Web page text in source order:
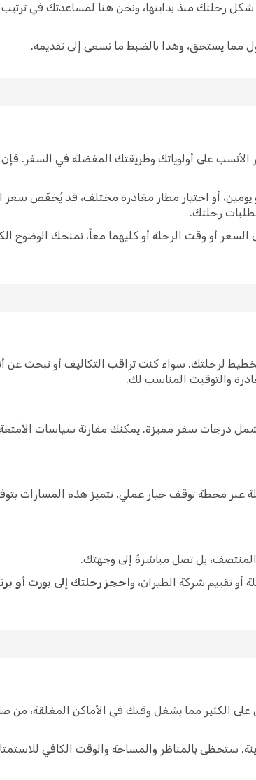
شكل رحلتك منذ بدايتها، ونحن هنا لمساعدتك في
مما يستحق، وهذا بالضبط ما نسعى إلى تقديمه.
الأنسب على أولوياتك وطريقتك المفضلة في السفر.
يومين، أو اختيار مطار مغادرة مختلف، قد يُخفّض سعر
رحلتك.
أو وقت الرحلة أو كليهما معاً، نمنحك الوضوح
لرحلتك. سواء كنت تراقب التكاليف أو تبحث
والتوقيت المناسب لك.
درجات سفر مميزة. يمكنك مقارنة سياسات
عبر محطة توقف خيار عملي. تتميز هذه المسارات
المنتصف، بل تصل مباشرةً إلى وجهتك.
تقييم شركة الطيران، واحجز رحلتك إلى بورت أو
الكثير مما يشغل وقتك في الأماكن المغلقة، من
ستحظى بالمناظر والمساحة والوقت الكافي